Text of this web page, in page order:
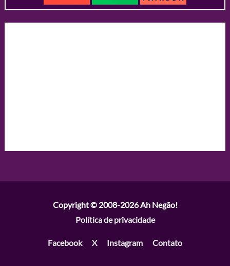
Copyright © 2008-2026Ah Negão!
Política de privacidade
Facebook X Instagram Contato